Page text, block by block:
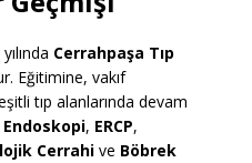
Cerrahpaşa Tıp
Eğitimine, vakıf
tıp alanlarında devam
Endoskopi, ERCP,
Cerrahi ve Böbrek